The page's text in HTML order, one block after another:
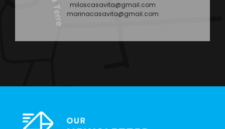
miloscasavita@gmail.com
marinacasavita@gmail.com